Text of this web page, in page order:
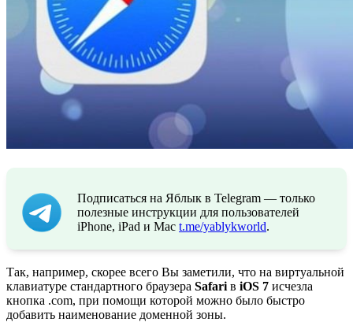
Подписаться на Яблык в Telegram — только
полезные инструкции для пользователей
iPhone, iPad и Mac t.me/yablykworld.
Так, например, скорее всего Вы заметили, что на виртуальной
клавиатуре стандартного браузера Safari в iOS 7 исчезла
кнопка .com, при помощи которой можно было быстро
добавить наименование доменной зоны.